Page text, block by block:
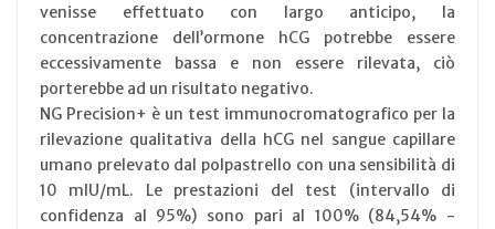
venisse effettuato con largo anticipo, la
concentrazione dell’ormone hCG potrebbe essere
eccessivamente bassa e non essere rilevata, ciò
porterebbe ad un risultato negativo.
NG Precision+ è un test immunocromatografico per la
rilevazione qualitativa della hCG nel sangue capillare
umano prelevato dal polpastrello con una sensibilità di
10 mlU/mL. Le prestazioni del test (intervallo di
confidenza al 95%) sono pari al 100% (84,54% -